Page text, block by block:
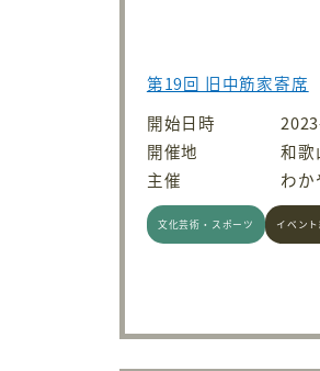
第19回 旧中筋家寄席
開始日時
開催地
和歌
主催
わか
文化芸術・スポーツ イベン